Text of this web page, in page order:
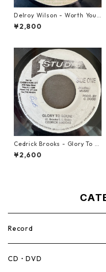
Delroy Wilson - Worth Your
Weight In Gold【7-21965】
¥2,800
Cedrick Brooks - Glory To S
ounds【7-21786】
¥2,600
Record
Mento,Calypso,Ballad
CD・DVD